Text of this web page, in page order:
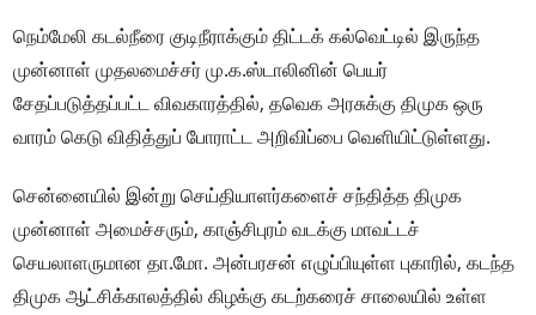
நெம்மேலி கடல்நீரை குடிநீராக்கும் திட்டக் கல்வெட்டில் இருந்த
முன்னாள் முதலமைச்சர் மு.க.ஸ்டாலினின் பெயர்
சேதப்படுத்தப்பட்ட விவகாரத்தில், தவெக அரசுக்கு திமுக ஒரு
வாரம் கெடு விதித்துப் போராட்ட அறிவிப்பை வெளியிட்டுள்ளது.
சென்னையில் இன்று செய்தியாளர்களைச் சந்தித்த திமுக
முன்னாள் அமைச்சரும், காஞ்சிபுரம் வடக்கு மாவட்டச்
செயலாளருமான தா.மோ. அன்பரசன் எழுப்பியுள்ள புகாரில், கடந்த
திமுக ஆட்சிக்காலத்தில் கிழக்கு கடற்கரைச் சாலையில் உள்ள